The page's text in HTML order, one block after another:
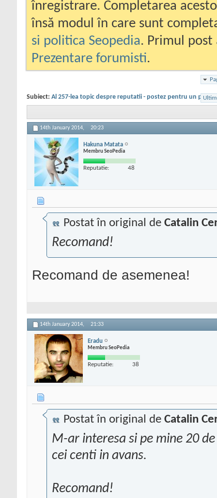
înregistrare. Completarea
însă modul în care sunt
si politica Seopedia. Primul
Prezentare forumisti.
Subiect: Al 257-lea topic despre reputatii - postez pentru un
14th January 2014, 20:23
Hakuna Matata
Membru SeoPedia
Reputatie: 48
Postat în original de Catalin
Recomand!
Recomand de asemenea!
14th January 2014, 21:33
Eradu
Membru SeoPedia
Reputatie: 38
Postat în original de Catalin
M-ar interesa si pe mine 20
cei centi in avans.
Recomand!